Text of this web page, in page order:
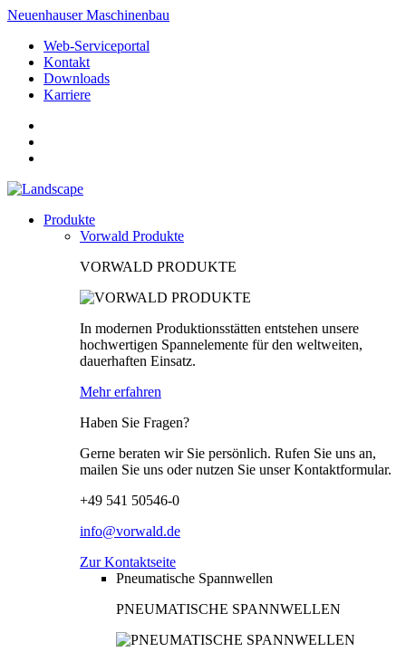
Neuenhauser Maschinenbau
Web-Serviceportal
Kontakt
Downloads
Karriere
Produkte
Vorwald Produkte
VORWALD PRODUKTE
In modernen Produktionsstätten entstehen unsere
hochwertigen Spannelemente für den weltweiten,
dauerhaften Einsatz.
Mehr erfahren
Haben Sie Fragen?
Gerne beraten wir Sie persönlich. Rufen Sie uns an,
mailen Sie uns oder nutzen Sie unser Kontaktformular.
+49 541 50546-0
info@vorwald.de
Zur Kontaktseite
Pneumatische Spannwellen
PNEUMATISCHE SPANNWELLEN